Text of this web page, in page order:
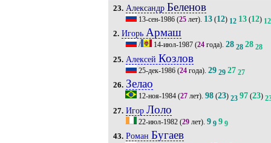
23. Александр Беленов
13-сен-1986(25лет). 13(12) 12 13(12) 12
2. Игорь Армаш
/ 14-июл-1987(24года). 28 28 28 28
25. Алексей Козлов
25-дек-1986(24года). 29 29 27 27
26. Зелао
12-ноя-1984(27лет). 98(23) 23 97(23)
27. Игор Лоло
22-июл-1982(29лет). 9 9 9 9
43. Роман Бугаев